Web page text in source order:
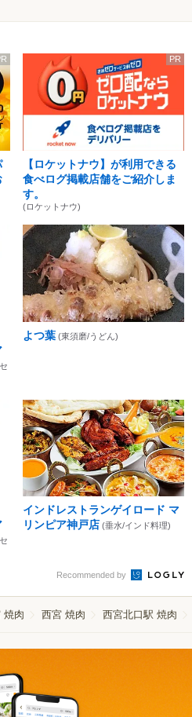
PR
【ロケットナウ】が利用できる
食べログ掲載店舗をご紹介しま
す。
(ロケットナウ)
よつ葉 (東須磨/うどん)
インドレストランゲイロード マ
リンピア神戸店 (垂水/インド料理)
Recommended by
焼肉 西宮 焼肉 西宮北口駅 焼肉